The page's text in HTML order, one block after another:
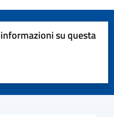
su questa
su 5
5